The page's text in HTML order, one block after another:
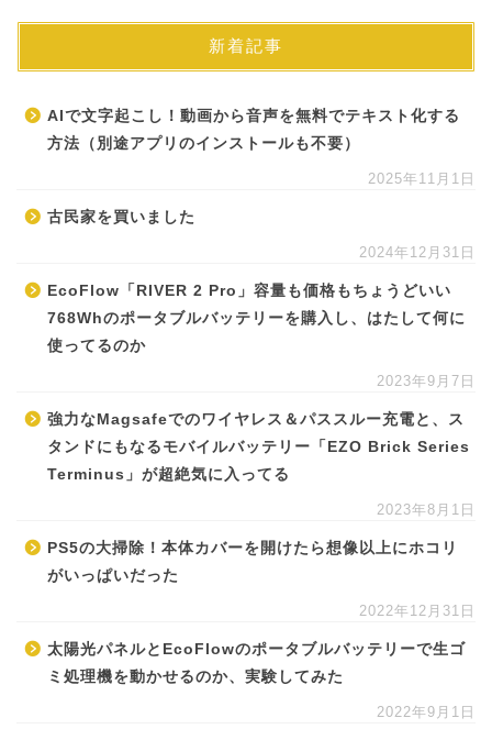
新着記事
AIで文字起こし！動画から音声を無料でテキスト化する
方法（別途アプリのインストールも不要）
2025年11月1日
古民家を買いました
2024年12月31日
EcoFlow「RIVER 2 Pro」容量も価格もちょうどいい
768Whのポータブルバッテリーを購入し、はたして何に
使ってるのか
2023年9月7日
強力なMagsafeでのワイヤレス＆パススルー充電と、ス
タンドにもなるモバイルバッテリー「EZO Brick Series
Terminus」が超絶気に入ってる
2023年8月1日
PS5の大掃除！本体カバーを開けたら想像以上にホコリ
がいっぱいだった
2022年12月31日
太陽光パネルとEcoFlowのポータブルバッテリーで生ゴ
ミ処理機を動かせるのか、実験してみた
2022年9月1日